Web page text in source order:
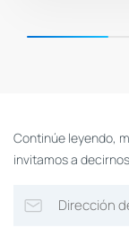
Continúe leyendo,
invitamos a